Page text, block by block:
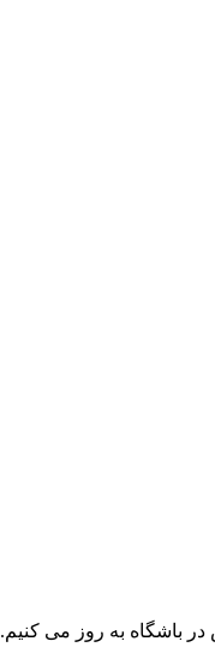
باشگاه به روز می کنیم.